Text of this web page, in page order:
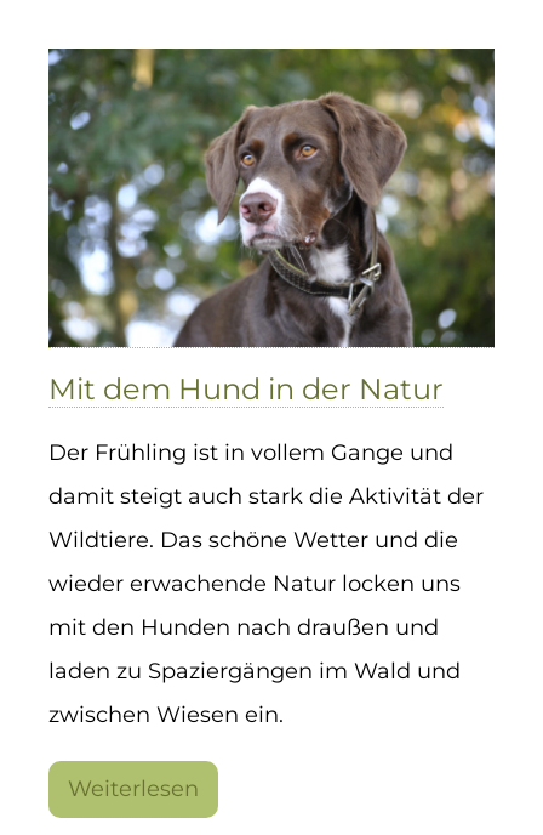
Mit
dem
Hund
in
der
Natur
Mit dem Hund in der Natur
Der Frühling ist in vollem Gange und
damit steigt auch stark die Aktivität der
Wildtiere. Das schöne Wetter und die
wieder erwachende Natur locken uns
mit den Hunden nach draußen und
laden zu Spaziergängen im Wald und
zwischen Wiesen ein.
Weiterlesen
Mit
dem